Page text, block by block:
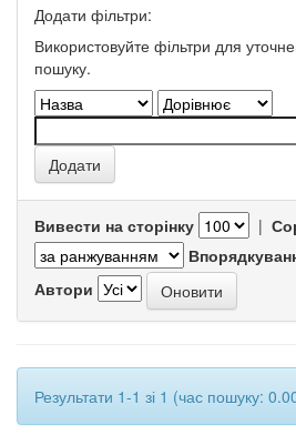
Додати фільтри:
Використовуйте фільтри для
пошуку.
Вивести на сторінку |
Автори
Результати 1-1 зі 1 (час пошуку: